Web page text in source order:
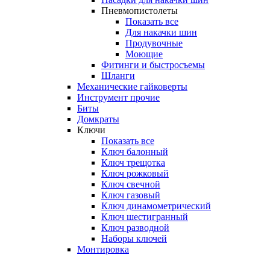
Пневмопистолеты
Показать все
Для накачки шин
Продувочные
Моющие
Фитинги и быстросъемы
Шланги
Механические гайковерты
Инструмент прочиe
Биты
Домкраты
Ключи
Показать все
Ключ балонный
Ключ трещотка
Ключ рожковый
Ключ свечной
Ключ газовый
Ключ динамометрический
Ключ шестигранный
Ключ разводной
Наборы ключей
Монтировка